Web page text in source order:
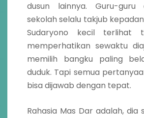
dusun lainnya. Guru-guru
sekolah selalu takjub
Sudaryono kecil terlihat
memperhatikan sewaktu
memilih bangku paling
duduk. Tapi semua
bisa dijawab dengan tepat.
Rahasia Mas Dar adalah, dia